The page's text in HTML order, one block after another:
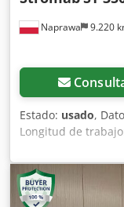
Naprawa 9.220
Estado: usado,
Longitud de
mm Grosor
totales: Longitud:
mm